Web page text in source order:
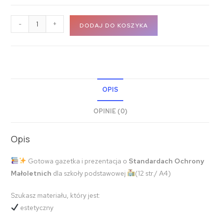
- + DODAJ DO KOSZYKA
OPIS
OPINIE (0)
Opis
Gotowa gazetka i prezentacja o Standardach Ochrony
Małoletnich dla szkoły podstawowej (12 str./ A4)
Szukasz materiału, który jest:
estetyczny